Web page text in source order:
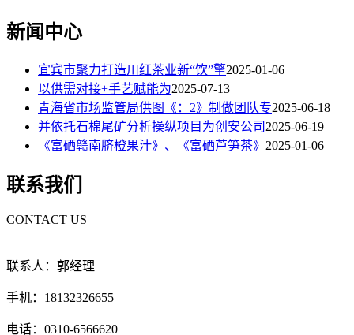
新闻中心
宜宾市聚力打造川红茶业新“饮”擎2025-01-06
以供需对接+手艺赋能为2025-07-13
青海省市场监管局供图《：2》制做团队专2025-06-18
并依托石棉尾矿分析操纵项目为创安公司2025-06-19
《富硒赣南脐橙果汁》、《富硒芦笋茶》 2025-01-06
联系我们
CONTACT US
联系人：郭经理
手机：18132326655
电话：0310-6566620